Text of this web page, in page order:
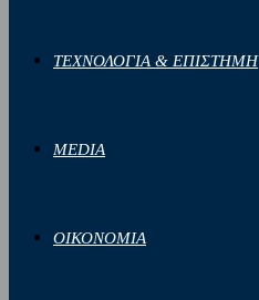
ΤΕΧΝΟΛΟΓΙΑ & ΕΠΙΣΤΗΜΗ
MEDIA
ΟΙΚΟΝΟΜΙΑ